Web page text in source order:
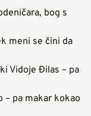
bog s
meni se čini da
Vidoje Đilas – pa
– pa makar kokao